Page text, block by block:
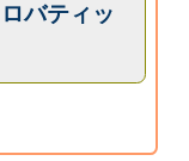
バティッ